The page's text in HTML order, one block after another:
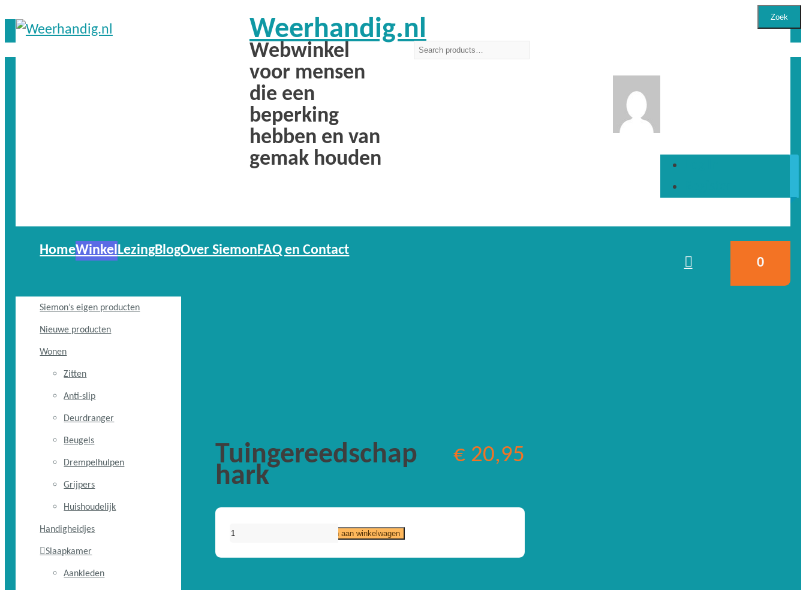
Weerhandig.nl
Webwinkel
voor mensen
die een
beperking
hebben en van
gemak houden
Zoek
0
HomeWinkelLezingBlogOver SiemonFAQ en Contact
Tuingereedschap
hark
€20,95
TuingereedschapToevoegen aan winkelwagen
Siemon’s eigen producten
Nieuwe producten
Wonen
Zitten
Anti-slip
Deurdranger
Beugels
Drempelhulpen
Grijpers
Huishoudelijk
Handigheidjes
Slaapkamer
Aankleden